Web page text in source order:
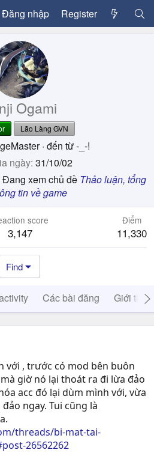
Đăng nhập Register
Ogami
Lão Làng GVN
· đến từ-_-!
ngày 31/10/02
Đang xem chủ đề Thảo luận, tổng
tin về game
score
3,147
Điểm
11,330
Find
Các bài đăng Giới thiệu
với , trước có mod bên buôn
giờ nó lại thoát ra đi lừa đảo
acc đó lại dùm mình với, vừa
ngay. Tui cũng là
threads/bi-mat-tai-
26562262